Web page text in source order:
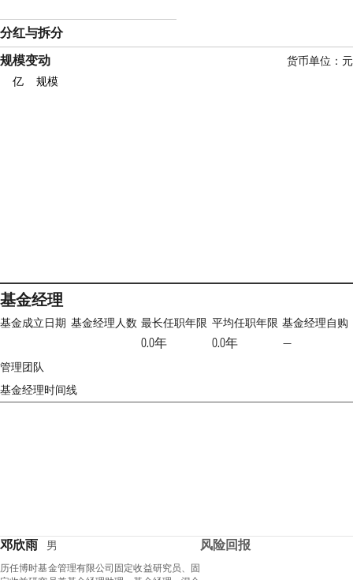
分红与拆分
规模变动
货币单位：元
亿
规模
基金经理
基金成立日期 基金经理人数 最长任职年限
0.0年
平均任职年限
0.0年
基金经理自购
—
管理团队
基金经理时间线
邓欣雨 男
历任博时基金管理有限公司固定收益研究员、固
风险回报